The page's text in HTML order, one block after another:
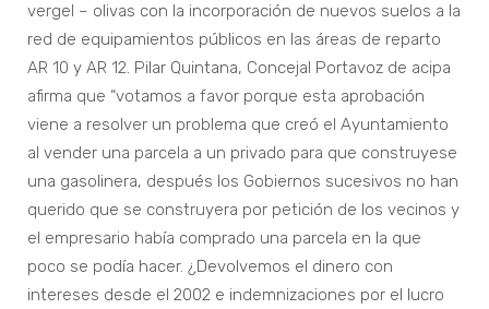
vergel – olivas con la incorporación de nuevos suelos a la
red de equipamientos públicos en las áreas de reparto
AR 10 y AR 12. Pilar Quintana, Concejal Portavoz de acipa
afirma que “votamos a favor porque esta aprobación
viene a resolver un problema que creó el Ayuntamiento
al vender una parcela a un privado para que construyese
una gasolinera, después los Gobiernos sucesivos no han
querido que se construyera por petición de los vecinos y
el empresario había comprado una parcela en la que
poco se podía hacer. ¿Devolvemos el dinero con
intereses desde el 2002 e indemnizaciones por el lucro